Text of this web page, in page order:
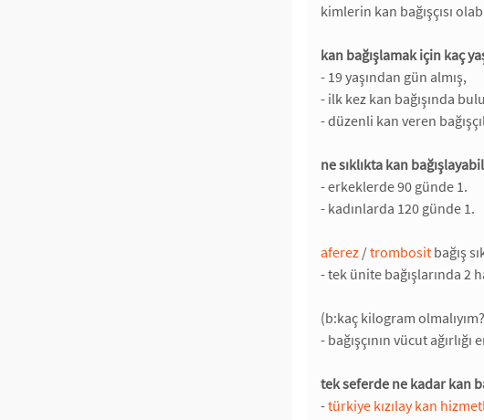
kimlerin kan bağışçısı
kan bağışlamak için kaç
- 19 yaşından gün almış,
- ilk kez kan bağışında
- düzenli kan veren
ne sıklıkta kan
- erkeklerde 90 günde 1.
- kadınlarda 120 günde 1.
aferez /trombosit bağış
- tek ünite bağışlarında 2
(b:kaç kilogram
- bağışçının vücut ağırlığı
tek seferde ne kadar kan
-türkiye kızılay kan